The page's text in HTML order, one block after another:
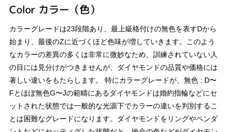
Color カラー（色）
カラーグレードは23段階あり、最上級格付けの無色を表すDから
始まり、最後のZに近づくほど色味が増していきます。このよう
なカラーの差異の多くは非常に微妙なため、訓練されていない人
の目には見分けがつきませんが、ダイヤモンドの品質や価格には
著しい違いをもたらします。 特にカラーグレードが、無色 : D〜
Fとほぼ無色G〜Jの範疇にあるダイヤモンドは婚約指輪などにセ
ットされた状態では一般的な光源下でカラーの違いを判別するこ
とは困難なグレードになります。ダイヤモンドをリングやペンダ